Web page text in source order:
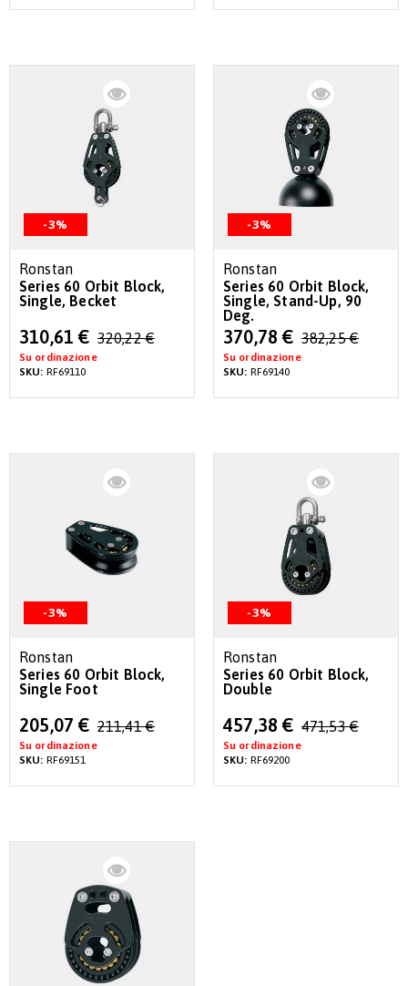
-3%
Ronstan
Series 60 Orbit Block,
Single, Becket
Special
Price
310,61 € 320,22 €
Su ordinazione
SKU: RF69110
-3%
Ronstan
Series 60 Orbit Block,
Single, Stand-Up, 90
Deg.
Special
Price
370,78 € 382,25 €
Su ordinazione
SKU: RF69140
-3%
Ronstan
Series 60 Orbit Block,
Single Foot
Special
Price
205,07 € 211,41 €
Su ordinazione
SKU: RF69151
-3%
Ronstan
Series 60 Orbit Block,
Double
Special
Price
457,38 € 471,53 €
Su ordinazione
SKU: RF69200